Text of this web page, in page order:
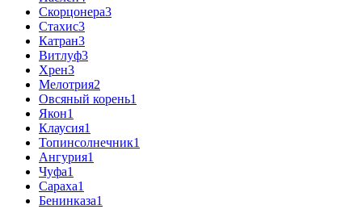
Скорцонера3
Стахис3
Катран3
Витлуф3
Хрен3
Мелотрия2
Овсяный корень1
Якон1
Клаусия1
Топинсолнечник1
Ангурия1
Чуфа1
Сараха1
Бенинказа1